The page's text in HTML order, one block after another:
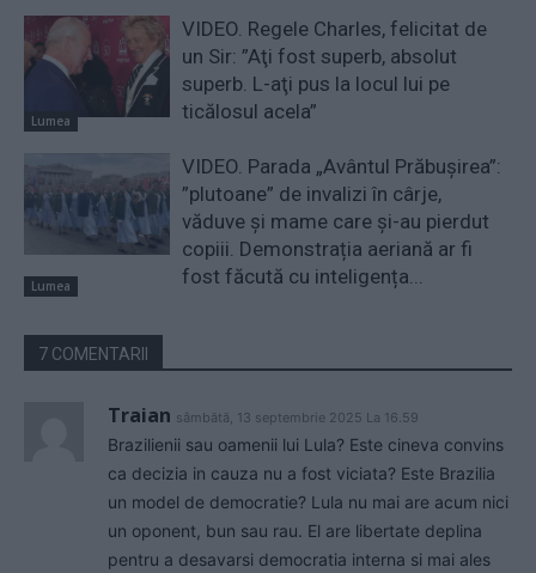
Lumea
VIDEO. Regele Charles, felicitat de
un Sir: ”Aţi fost superb, absolut
superb. L-aţi pus la locul lui pe
ticălosul acela”
Lumea
VIDEO. Parada „Avântul Prăbușirea”:
”plutoane” de invalizi în cârje,
văduve și mame care și-au pierdut
copiii. Demonstrația aeriană ar fi
fost făcută cu inteligența...
7 COMENTARII
Traian sâmbătă, 13 septembrie 2025 La 16.59
Brazilienii sau oamenii lui Lula? Este cineva convins
ca decizia in cauza nu a fost viciata? Este Brazilia
un model de democratie? Lula nu mai are acum nici
un oponent, bun sau rau. El are libertate deplina
pentru a desavarsi democratia interna si mai ales